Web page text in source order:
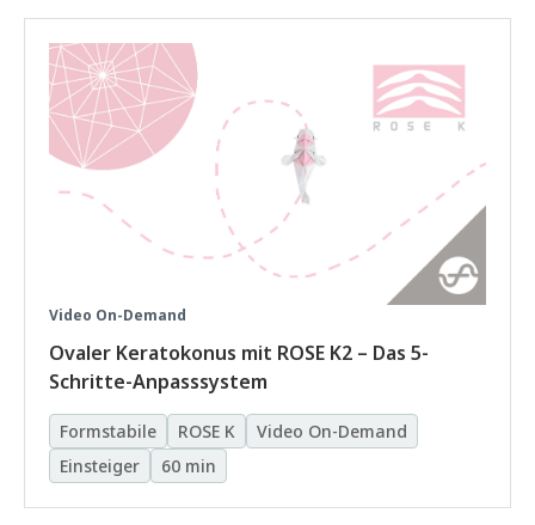
Video On-Demand
Ovaler Keratokonus mit ROSE K2 – Das 5-
Schritte-Anpasssystem
Formstabile ROSE K
Video On-Demand
Einsteiger
60 min